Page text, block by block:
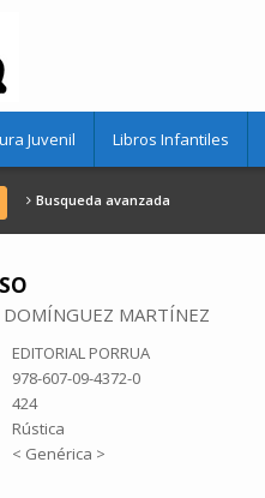
Juvenil Libros Infantiles
Busqueda avanzada
DOMÍNGUEZ MARTÍNEZ
EDITORIAL PORRUA
978-607-09-4372-0
424
Rústica
< Genérica >